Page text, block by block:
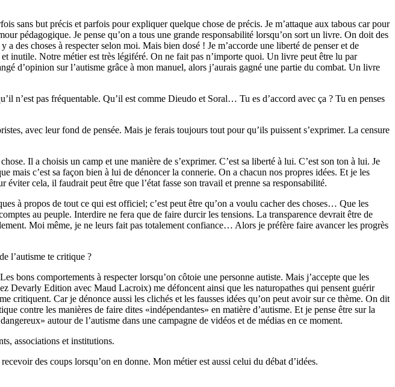
sans but précis et parfois pour expliquer quelque chose de précis. Je m’attaque aux tabous car pour
pédagogique. Je pense qu’on a tous une grande responsabilité lorsqu’on sort un livre. On doit des
choses à respecter selon moi. Mais bien dosé ! Je m’accorde une liberté de penser et de
inutile. Notre métier est très légiféré. On ne fait pas n’importe quoi. Un livre peut être lu par
d’opinion sur l’autisme grâce à mon manuel, alors j’aurais gagné une partie du combat. Un livre
n’est pas fréquentable. Qu’il est comme Dieudo et Soral… Tu es d’accord avec ça ? Tu en penses
avec leur fond de pensée. Mais je ferais toujours tout pour qu’ils puissent s’exprimer. La censure
Il a choisis un camp et une manière de s’exprimer. C’est sa liberté à lui. C’est son ton à lui. Je
mais c’est sa façon bien à lui de dénoncer la connerie. On a chacun nos propres idées. Et je les
éviter cela, il faudrait peut être que l’état fasse son travail et prenne sa responsabilité.
à propos de tout ce qui est officiel; c’est peut être qu’on a voulu cacher des choses… Que les
au peuple. Interdire ne fera que de faire durcir les tensions. La transparence devrait être de
Moi même, je ne leurs fait pas totalement confiance… Alors je préfère faire avancer les progrès
l’autisme te critique ?
bons comportements à respecter lorsqu’on côtoie une personne autiste. Mais j’accepte que les
Devarly Edition avec Maud Lacroix) me défoncent ainsi que les naturopathes qui pensent guérir
critiquent. Car je dénonce aussi les clichés et les fausses idées qu’on peut avoir sur ce thème. On dit
contre les manières de faire dites «indépendantes» en matière d’autisme. Et je pense être sur la
autour de l’autisme dans une campagne de vidéos et de médias en ce moment.
associations et institutions.
des coups lorsqu’on en donne. Mon métier est aussi celui du débat d’idées.